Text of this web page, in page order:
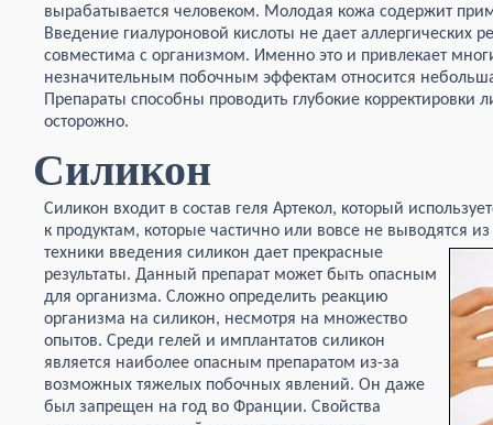
вырабатывается человеком. Молодая кожа содержит
Введение гиалуроновой кислоты не дает аллергических
совместима с организмом. Именно это и привлекает
незначительным побочным эффектам относится
Препараты способны проводить глубокие корректировки
осторожно.
Силикон
Силикон входит в состав геля Артекол, который
к продуктам, которые частично или вовсе не выводятся
техники введения силикон дает прекрасные
результаты. Данный препарат может быть опасным
для организма. Сложно определить реакцию
организма на силикон, несмотря на множество
опытов. Среди гелей и имплантатов силикон
является наиболее опасным препаратом из-за
возможных тяжелых побочных явлений. Он даже
был запрещен на год во Франции. Свойства